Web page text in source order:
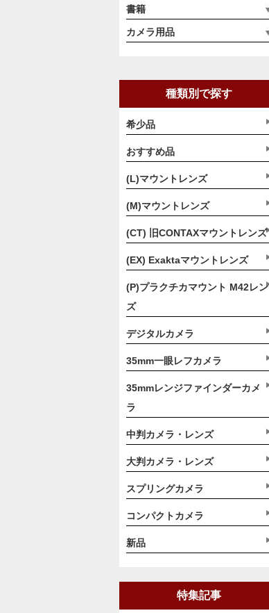
書籍
カメラ用品
種類別で探す
希少品
おすすめ品
(L)マウントレンズ
(M)マウントレンズ
(CT) 旧CONTAXマウントレンズ
(EX) Exaktaマウントレンズ
(P)プラクチカマウント M42レン
ズ
デジタルカメラ
35mm一眼レフカメラ
35mmレンジファインダーカメ
ラ
中判カメラ・レンズ
大判カメラ・レンズ
スプリングカメラ
コンパクトカメラ
新品
特集記事